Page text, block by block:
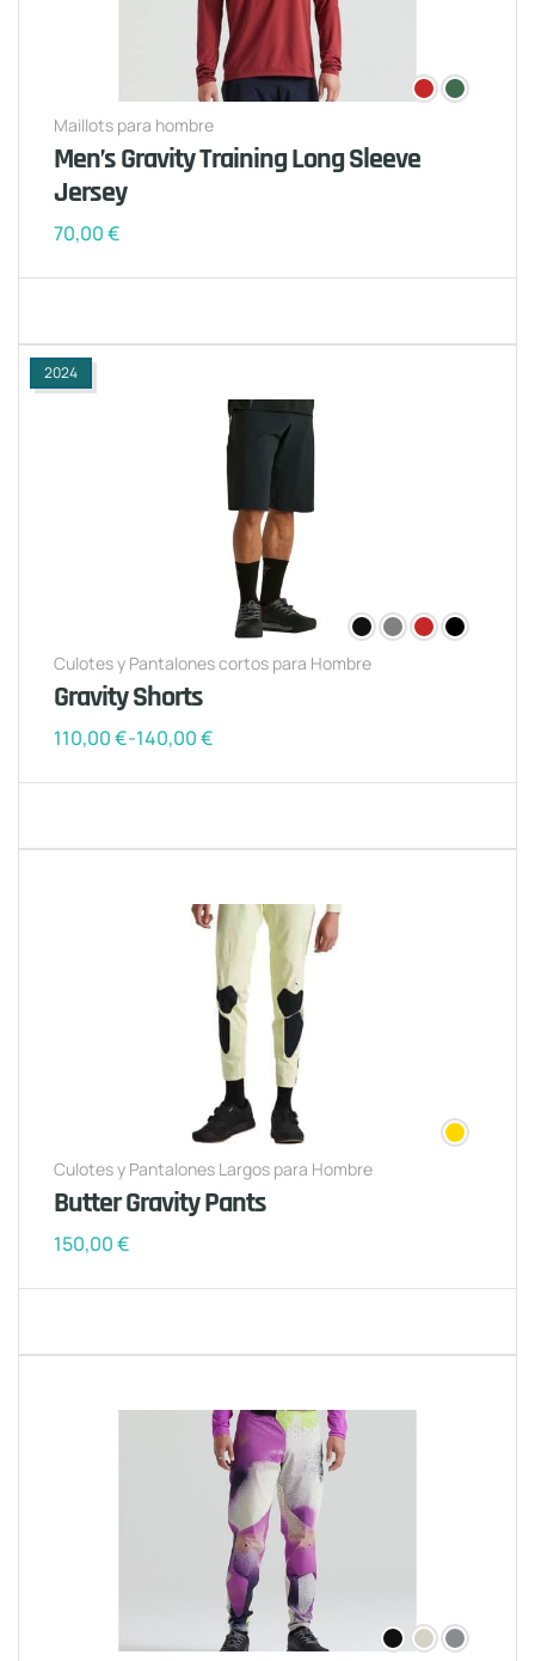
Maillots para hombre
Men’s Gravity Training Long Sleeve
Jersey
70,00€
2024
Culotes y Pantalones cortos para Hombre
Gravity Shorts
110,00€-140,00€
Culotes y Pantalones Largos para Hombre
Butter Gravity Pants
150,00€